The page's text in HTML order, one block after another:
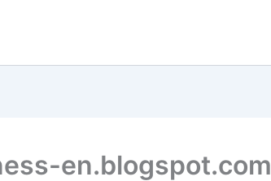
en.blogspot.com